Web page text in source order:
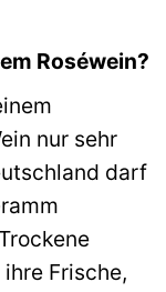
Roséwein?
nur sehr
darf
Frische,